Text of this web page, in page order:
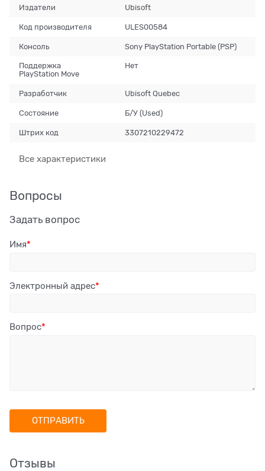
Издатели Ubisoft
Код производителя ULES00584
Консоль Sony PlayStation Portable (PSP)
Поддержка
PlayStation Move
Нет
Разработчик Ubisoft Quebec
Состояние Б/У (Used)
Штрих код 3307210229472
Все характеристики
Вопросы
Задать вопрос
Имя
Электронный адрес
Вопрос
Отзывы